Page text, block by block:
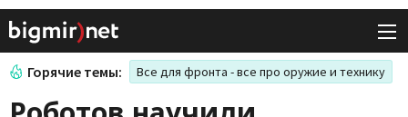
Горячие темы: Все для фронта - все про оружие и технику